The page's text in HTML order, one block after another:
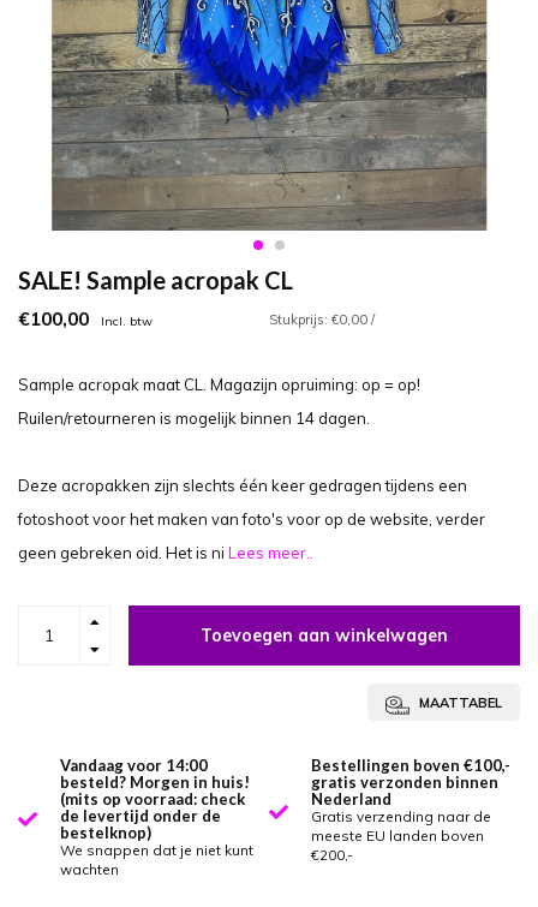
SALE! Sample acropak CL
€100,00 Incl. btw Stukprijs: €0,00 /
Sample acropak maat CL. Magazijn opruiming: op = op!
Ruilen/retourneren is mogelijk binnen 14 dagen.
Deze acropakken zijn slechts één keer gedragen tijdens een
fotoshoot voor het maken van foto's voor op de website, verder
geen gebreken oid. Het is ni Lees meer..
Toevoegen aan winkelwagen
MAATTABEL
Vandaag voor 14:00
besteld? Morgen in huis!
(mits op voorraad: check
de levertijd onder de
bestelknop)
We snappen dat je niet kunt
wachten
Bestellingen boven €100,-
gratis verzonden binnen
Nederland
Gratis verzending naar de
meeste EU landen boven
€200,-